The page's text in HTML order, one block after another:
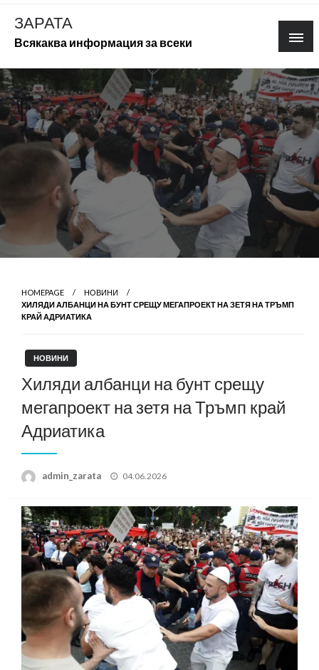
Skip
content
ЗАРАТА
Всякаква информация за всеки
HOMEPAGE
НОВИНИ
ХИЛЯДИ АЛБАНЦИ НА БУНТ СРЕЩУ МЕГАПРОЕКТ НА ЗЕТЯ НА ТРЪМП
КРАЙ АДРИАТИКА
НОВИНИ
Хиляди албанци на бунт срещу
мегапроект на зетя на Тръмп край
Адриатика
admin_zarata
Posted
04.06.2026